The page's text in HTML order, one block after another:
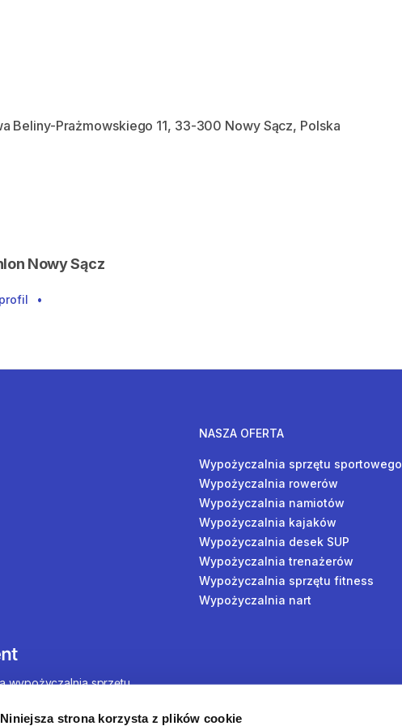
Niniejsza strona korzysta z plików cookie
Beliny-Prażmowskiego 11, 33-300 Nowy Sącz, Polska
Nowy Sącz
•
NASZA OFERTA
Wypożyczalnia sprzętu sportowego
Wypożyczalnia rowerów
Wypożyczalnia namiotów
Wypożyczalnia kajaków
Wypożyczalnia desek SUP
Wypożyczalnia trenażerów
Wypożyczalnia sprzętu fitness
Wypożyczalnia nart
wypożyczalnia sprzętu
sprzętu do